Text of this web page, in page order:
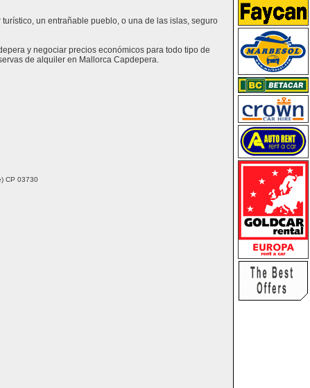
un entrañable pueblo, o una de las islas, seguro
y negociar precios económicos para todo tipo de
de alquiler en Mallorca Capdepera.
CP 03730